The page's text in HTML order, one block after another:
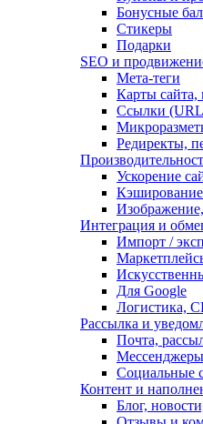
Бонусные
Стикеры
Подарки
SEO и
Мета-теги
Карты сайта,
Ссылки
Редиректы,
Ускорение
Кэширование
Интеграция и
Импорт /
Для Google
Логистика,
Рассылка и
Почта,
Социальные
Контент и
Блог,